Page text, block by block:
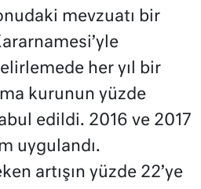
mevzuatı bir
her yıl bir
kurunun yüzde
edildi. 2016 ve 2017
uygulandı.
artışın yüzde 22’ye